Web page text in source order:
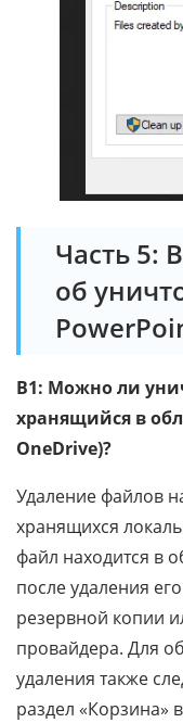
Часть 5:
об
В1: Можно ли
хранящийся в
OneDrive)?
Удаление файлов
хранящихся
файл находится в
после удаления
резервной копии
провайдера. Для
удаления также
раздел «Корзина»